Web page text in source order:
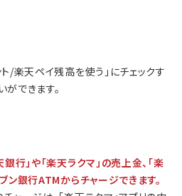
/楽天ペイ残高を使う」にチェックす
できます。
銀行」や「楽天ラクマ」の売上金、「楽
ン銀行ATMからチャージできます。